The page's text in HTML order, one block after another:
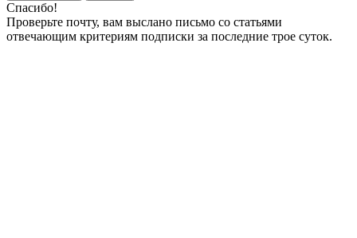
Спасибо!
Проверьте почту, вам выслано письмо со статьями
отвечающим критериям подписки за последние трое суток.